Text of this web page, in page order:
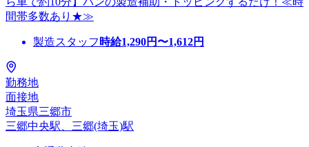
間帯多数あり★≫
製造スタッフ 時給1,290円〜1,612円
勤務地
面接地
埼玉県三郷市
三郷中央駅、三郷(埼玉)駅